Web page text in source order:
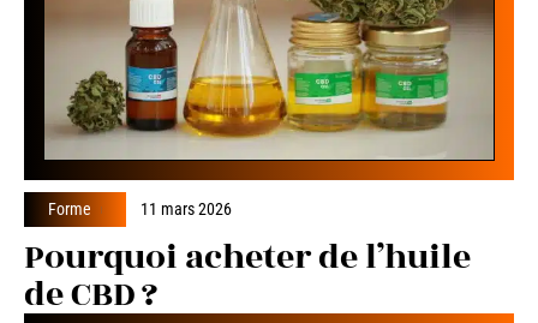
Forme 11 mars 2026
Pourquoi acheter de l’huile
de CBD ?